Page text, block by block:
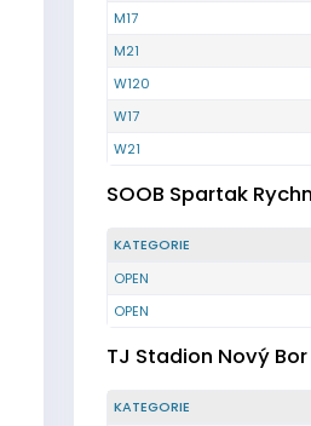
M17
M21
W120
W17
W21
SOOB Spartak
KATEGORIE
OPEN
OPEN
TJ Stadion Nový Bor
KATEGORIE